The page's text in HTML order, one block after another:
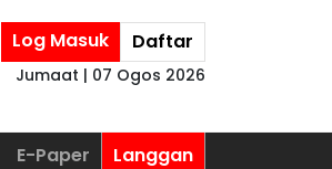
Log Masuk Daftar
Jumaat | 07 Ogos 2026
E-Paper Langgan